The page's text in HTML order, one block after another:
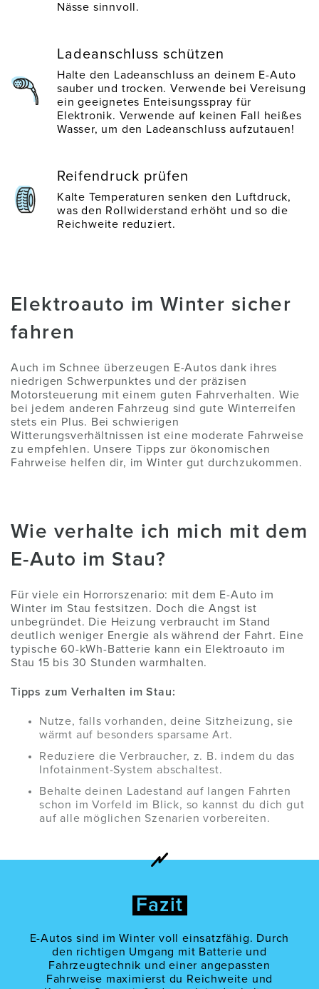
Nässe sinnvoll.
Ladeanschluss schützen
Halte den Ladeanschluss an deinem E-Auto
sauber und trocken. Verwende bei Vereisung
ein geeignetes Enteisungsspray für
Elektronik. Verwende auf keinen Fall heißes
Wasser, um den Ladeanschluss aufzutauen!
Reifendruck prüfen
Kalte Temperaturen senken den Luftdruck,
was den Rollwiderstand erhöht und so die
Reichweite reduziert.
Elektroauto im Winter sicher
fahren
Auch im Schnee überzeugen E-Autos dank ihres
niedrigen Schwerpunktes und der präzisen
Motorsteuerung mit einem guten Fahrverhalten. Wie
bei jedem anderen Fahrzeug sind gute Winterreifen
stets ein Plus. Bei schwierigen
Witterungsverhältnissen ist eine moderate Fahrweise
zu empfehlen. Unsere Tipps zur ökonomischen
Fahrweise helfen dir, im Winter gut durchzukommen.
Wie verhalte ich mich mit dem
E-Auto im Stau?
Für viele ein Horrorszenario: mit dem E-Auto im
Winter im Stau festsitzen. Doch die Angst ist
unbegründet. Die Heizung verbraucht im Stand
deutlich weniger Energie als während der Fahrt. Eine
typische 60-kWh-Batterie kann ein Elektroauto im
Stau 15 bis 30 Stunden warmhalten.
Tipps zum Verhalten im Stau:
Nutze, falls vorhanden, deine Sitzheizung, sie
wärmt auf besonders sparsame Art.
Reduziere die Verbraucher, z. B. indem du das
Infotainment-System abschaltest.
Behalte deinen Ladestand auf langen Fahrten
schon im Vorfeld im Blick, so kannst du dich gut
auf alle möglichen Szenarien vorbereiten.
Fazit
E-Autos sind im Winter voll einsatzfähig. Durch
den richtigen Umgang mit Batterie und
Fahrzeugtechnik und einer angepassten
Fahrweise maximierst du Reichweite und